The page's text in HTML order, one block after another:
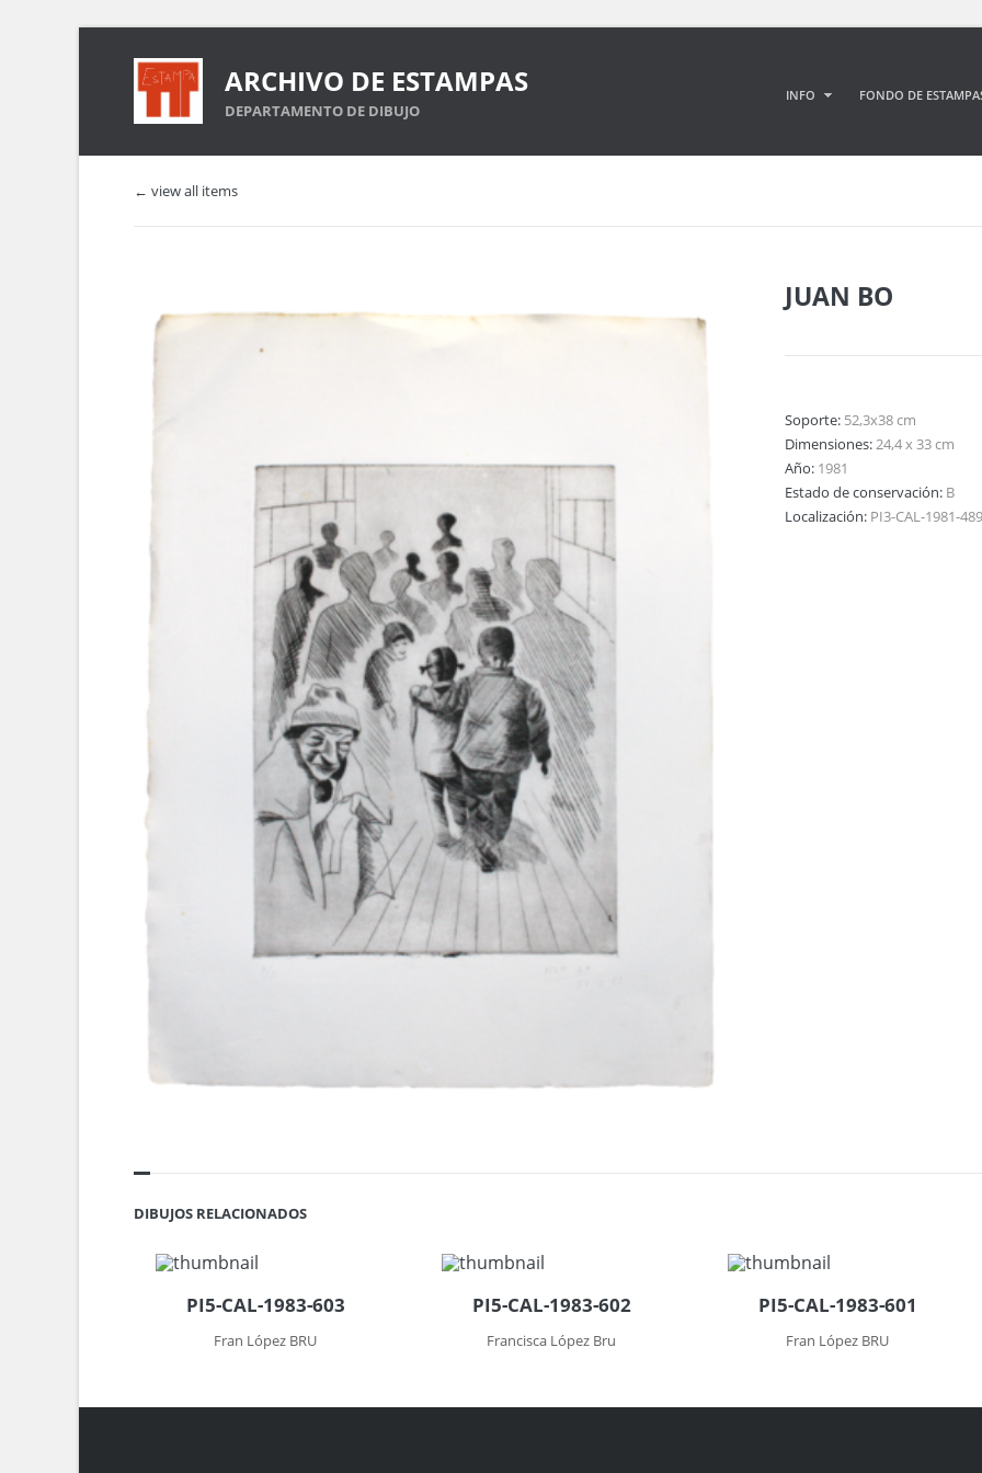
ARCHIVO DE ESTAMPAS
DEPARTAMENTO DE DIBUJO
INFO FONDO DE
← view all items
JUAN BO
Soporte: 52,3x38 cm
Dimensiones:24,4 x 33 cm
Año: 1981
Estado de conservación: B
Localización: PI3-CAL-1981-489
DIBUJOS RELACIONADOS
PI5-CAL-1983-603
Fran López BRU
PI5-CAL-1983-602
Francisca López Bru
PI5-CAL-1983-601
Fran López BRU